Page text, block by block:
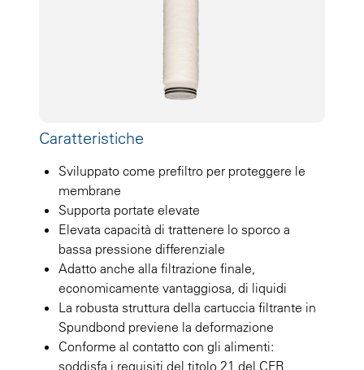
Caratteristiche
Sviluppato come prefiltro per proteggere le
membrane
Supporta portate elevate
Elevata capacità di trattenere lo sporco a
bassa pressione differenziale
Adatto anche alla filtrazione finale,
economicamente vantaggiosa, di liquidi
La robusta struttura della cartuccia filtrante in
Spundbond previene la deformazione
Conforme al contatto con gli alimenti:
soddisfa i requisiti del titolo 21 del CFR